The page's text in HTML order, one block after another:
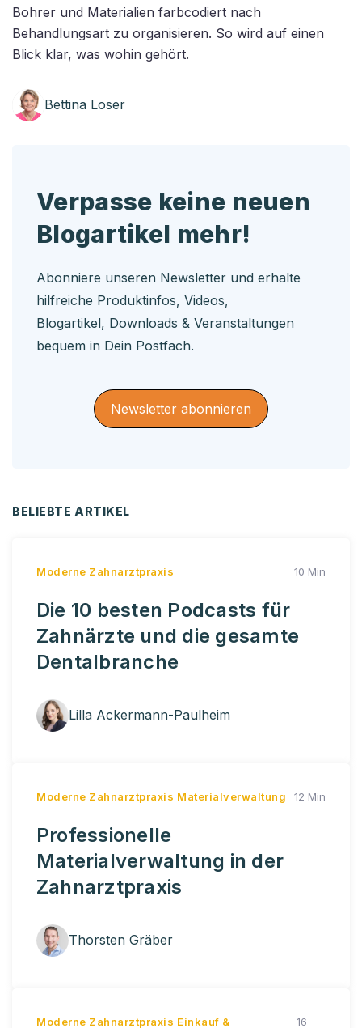
Bohrer und Materialien farbcodiert nach
Behandlungsart zu organisieren. So wird auf einen
Blick klar, was wohin gehört.
Bettina Loser
Verpasse keine neuen
Blogartikel mehr!
Abonniere unseren Newsletter und erhalte
hilfreiche Produktinfos, Videos,
Blogartikel, Downloads & Veranstaltungen
bequem in Dein Postfach.
Newsletter abonnieren
BELIEBTE ARTIKEL
Moderne Zahnarztpraxis 10 Min
Die 10 besten Podcasts für
Zahnärzte und die gesamte
Dentalbranche
Lilla Ackermann-Paulheim
Moderne Zahnarztpraxis Materialverwaltung 12 Min
Professionelle
Materialverwaltung in der
Zahnarztpraxis
Thorsten Gräber
Moderne Zahnarztpraxis Einkauf &
16